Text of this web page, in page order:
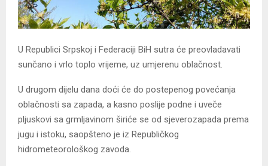
U Republici Srpskoj i Federaciji BiH sutra će preovladavati
sunčano i vrlo toplo vrijeme, uz umjerenu oblačnost.
U drugom dijelu dana doći će do postepenog povećanja
oblačnosti sa zapada, a kasno poslije podne i uveče
pljuskovi sa grmljavinom širiće se od sjeverozapada prema
jugu i istoku, saopšteno je iz Republičkog
hidrometeorološkog zavoda.